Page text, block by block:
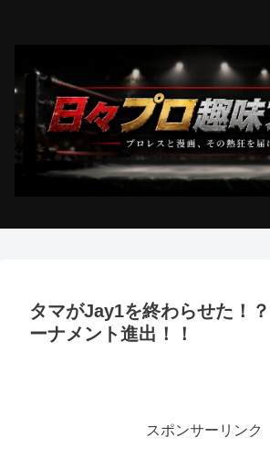
タマがJay1を終わらせた！
ーナメント進出！！
スポンサーリンク